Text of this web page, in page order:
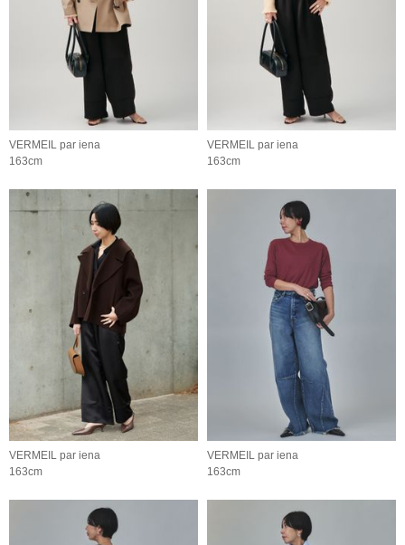
VERMEIL par iena
163cm
VERMEIL par iena
163cm
VERMEIL par iena
163cm
VERMEIL par iena
163cm